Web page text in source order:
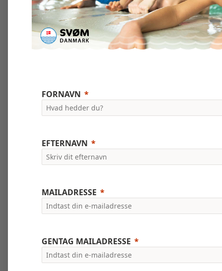
FORNAVN
EFTERNAVN
MAILADRESSE
GENTAG MAILADRESSE